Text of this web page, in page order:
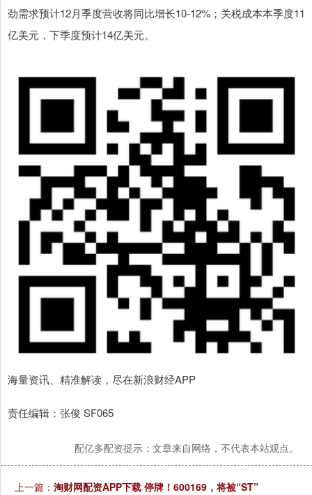
劲需求预计12月季度营收将同比增长10-12%；关税成本本季度11
亿美元，下季度预计14亿美元。
海量资讯、精准解读，尽在新浪财经APP
责任编辑：张俊 SF065
配亿多配资提示：文章来自网络，不代表本站观点。
上一篇： 淘财网配资APP下载 停牌！600169，将被“ST”